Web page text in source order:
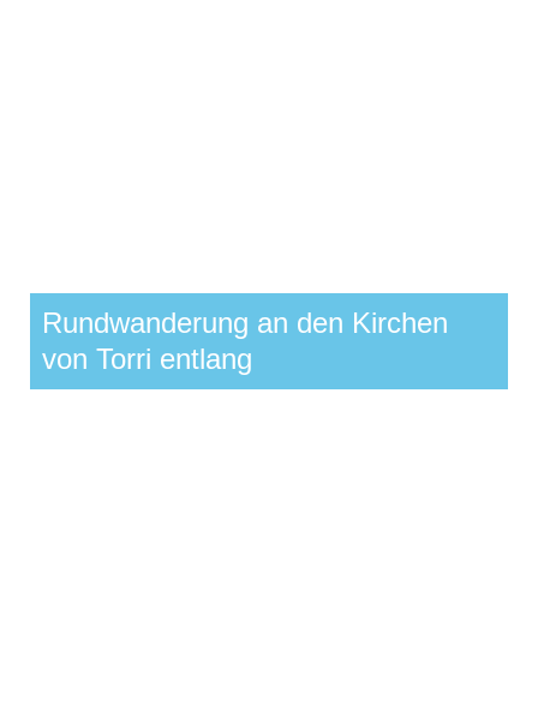
Rundwanderung an den Kirchen
von Torri entlang